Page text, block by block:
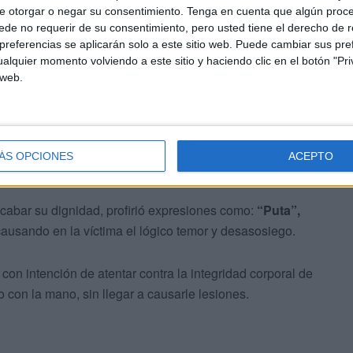
otorgar o negar su consentimiento. Tenga en cuenta que algún
no requerir de su consentimiento, pero usted tiene el derecho de
se aplicarán solo a este sitio web. Puede cambiar sus
momento volviendo a este sitio y haciendo clic en el botón
OPCIONES ACEPTO
las 11:00 horas del día 2 de mayo del pasado año
situado en la calle Serrano Orive de Ceuta.
su dignidad, profirió expresiones como: “Puta”,
en la víctima el lógico temor y desasosiego.
intención de atentar contra la integridad corporal de
la mano, sin llegar a causarle lesiones.